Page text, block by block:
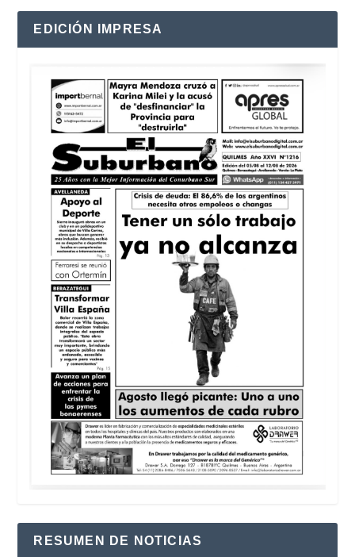
EDICIÓN IMPRESA
RESUMEN DE NOTICIAS